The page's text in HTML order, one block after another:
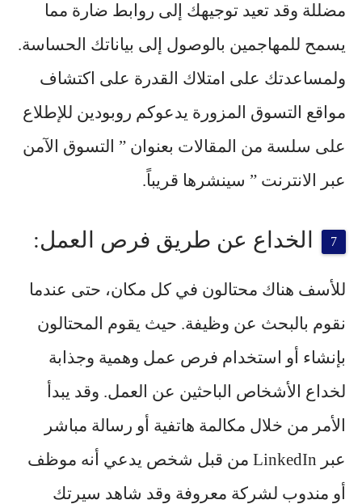
مضللة وقد تعيد توجيهك إلى روابط ضارة مما
يسمح للمهاجمين بالوصول إلى بياناتك الحساسة.
ولمساعدتك على امتلاك القدرة على اكتشاف
مواقع التسوق المزورة يدعوكم روبودين للإطلاع
على سلسة من المقالات بعنوان ” التسوق الآمن
عبر الانترنت ” سينشرها قريباً.
الخداع عن طريق فرص العمل:
للأسف هناك محتالون في كل مكان، حتى عندما
نقوم بالبحث عن وظيفة. حيث يقوم المحتالون
بإنشاء أو استخدام فرص عمل وهمية وجذابة
لخداع الأشخاص الباحثين عن العمل. وقد يبدأ
الأمر من خلال مكالمة هاتفية أو رسالة مباشر
عبر LinkedIn من قبل شخص يدعي أنه موظف
أو مندوب لشركة معروفة وقد شاهد سيرتك